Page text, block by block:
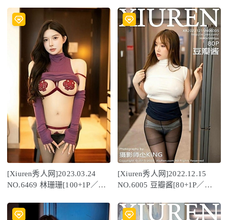
[Xiuren秀人网]2023.03.24
NO.6469 林珊珊[100+1P／
[Xiuren秀人网]2022.12.15
NO.6005 豆瓣酱[80+1P／